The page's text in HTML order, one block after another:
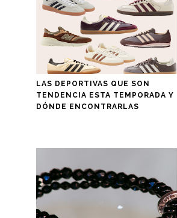
LAS DEPORTIVAS QUE SON
TENDENCIA ESTA TEMPORADA Y
DÓNDE ENCONTRARLAS